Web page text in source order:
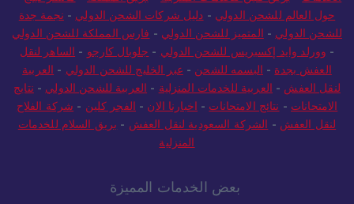
حول العالم للشحن الدولي - دليل شركات الشحن الدولي - نجمة جدة
للشحن الدولي - المتميز للشحن الدولي - فارس المملكة للشحن الدولي
- وورلد وايد إكسبريس للشحن الدولي - جلوبال كارجو - الساهر لنقل
العفش بجدة - البسمه للشحن - عبر الخليج للشحن الدولي - العربية
لنقل العفش - العربية للخدمات المنزلية - العربية للشحن الدولي - نتايج
الامتحانات - نتائج الامتحانات - اخبارنا الان - الفجر كلين - شركة الفلاح
لنقل العفش - الشركة السعودية لنقل العفش - بريق السلام للخدمات
المنزلية
بعض الخدمات المميزة